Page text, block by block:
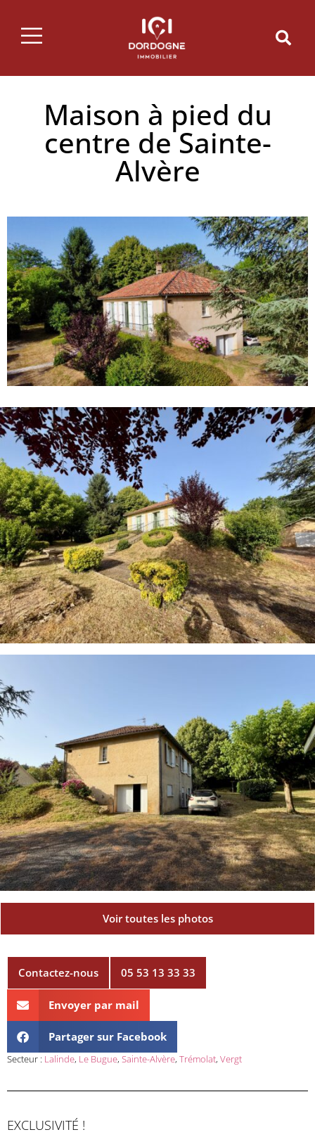
Maison à pied du
centre de Sainte-
Alvère
Voir toutes les photos
Contactez-nous 05 53 13 33 33
Envoyer par mail
Partager sur Facebook
Secteur : Lalinde, Le Bugue, Sainte-Alvère, Trémolat, Vergt
EXCLUSIVITÉ !